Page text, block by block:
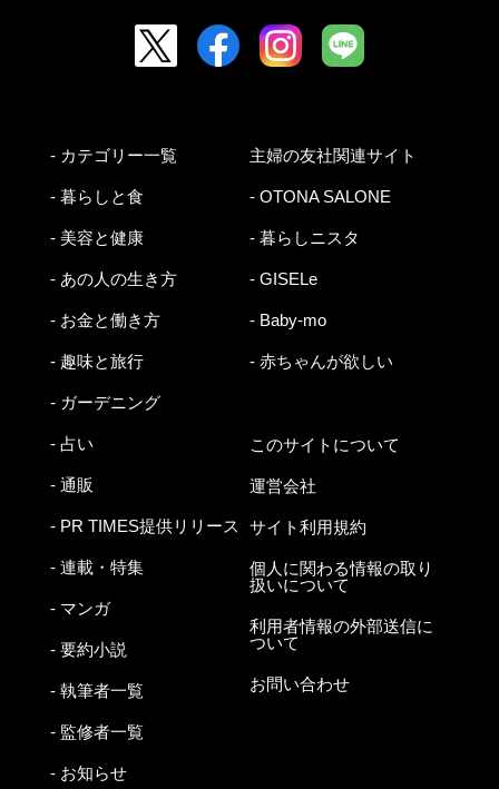
- カテゴリー一覧
- 暮らしと食
- 美容と健康
- あの人の生き方
- お金と働き方
- 趣味と旅行
- ガーデニング
- 占い
- 通販
- PR TIMES提供リリース
- 連載・特集
- マンガ
- 要約小説
- 執筆者一覧
- 監修者一覧
- お知らせ
主婦の友社関連サイト
- OTONA SALONE
- 暮らしニスタ
- GISELe
- Baby-mo
- 赤ちゃんが欲しい
このサイトについて
運営会社
サイト利用規約
個人に関わる情報の取り
扱いについて
利用者情報の外部送信に
ついて
お問い合わせ